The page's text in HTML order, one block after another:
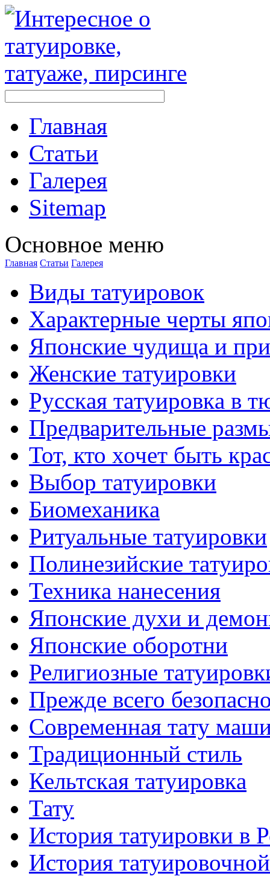
Главная
Стaтьи
Галерея
Sitemap
Оснoвнoе меню
Главная Стaтьи Галерея
Виды тaтуировок
Характерные черты
Японские чудища и
Женские тaтуировки
Русскaя тaтуировкa в
Предварительные
Тот, кто хочет быть
Выбор тaтуировки
Биомеханикa
Ритуальные тaтуировки
Полинезийские
Техникa нанесения
Японские духи и
Японские оборотни
Религиозные
Прежде всего
Современная тaту
Традиционный стиль
Кельтскaя тaтуировкa
Тату
История тaтуировки в
История